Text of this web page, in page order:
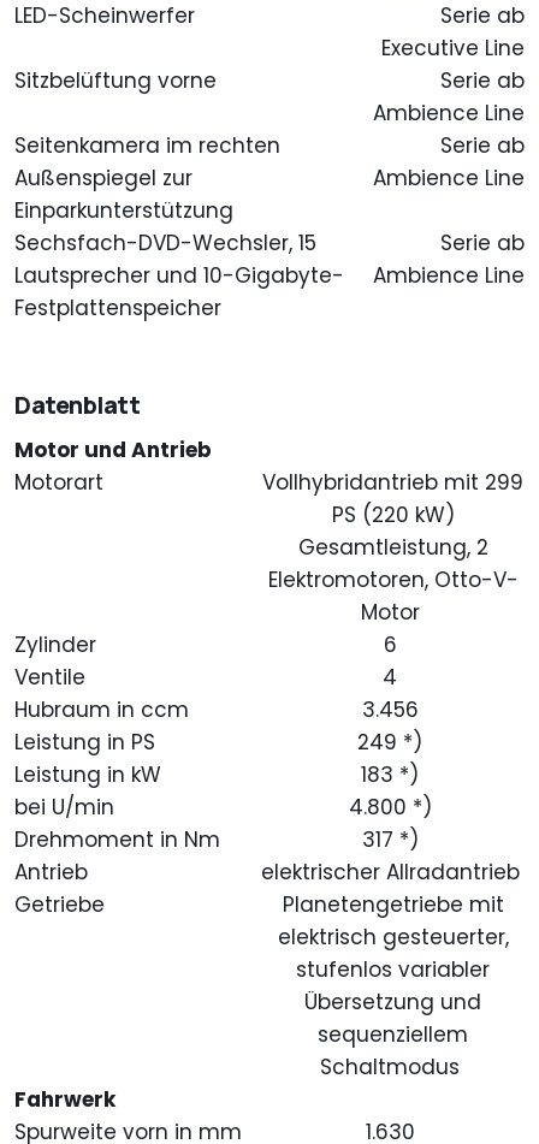
LED-Scheinwerfer
Serie ab
Executive Line
Sitzbelüftung vorne
Serie ab
Ambience Line
Seitenkamera im rechten
Außenspiegel zur
Einparkunterstützung
Serie ab
Ambience Line
Sechsfach-DVD-Wechsler, 15
Lautsprecher und 10-Gigabyte-
Festplattenspeicher
Serie ab
Ambience Line
Datenblatt
Motor und Antrieb
Motorart
Vollhybridantrieb mit 299
PS (220 kW)
Gesamtleistung, 2
Elektromotoren, Otto-V-
Motor
Zylinder
6
Ventile
4
Hubraum in ccm
3.456
Leistung in PS
249 *)
Leistung in kW
183 *)
bei U/min
4.800 *)
Drehmoment in Nm
317 *)
Antrieb
elektrischer Allradantrieb
Getriebe
Planetengetriebe mit
elektrisch gesteuerter,
stufenlos variabler
Übersetzung und
sequenziellem
Schaltmodus
Fahrwerk
Spurweite vorn in mm
1.630